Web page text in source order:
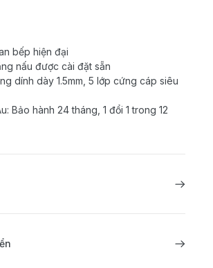
bếp hiện đại
nấu được cài đặt sẵn
dính dày 1.5mm, 5 lớp cứng cáp siêu
Bảo hành 24 tháng, 1 đổi 1 trong 12